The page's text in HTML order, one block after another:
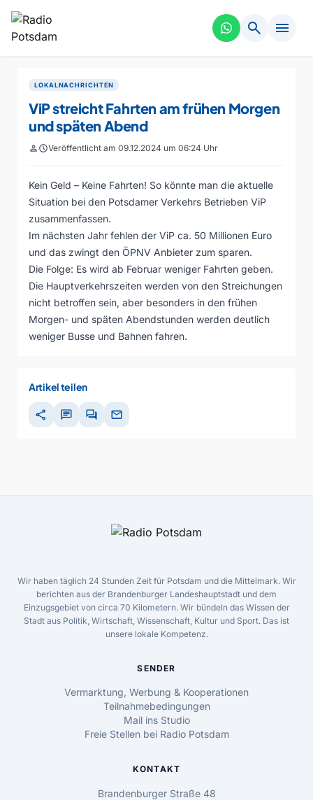
search menu
LOKALNACHRICHTEN
ViP streicht Fahrten am frühen Morgen
und späten Abend
personscheduleVeröffentlicht am 09.12.2024 um 06:24 Uhr
Kein Geld – Keine Fahrten! So könnte man die aktuelle
Situation bei den Potsdamer Verkehrs Betrieben ViP
zusammenfassen.
Im nächsten Jahr fehlen der ViP ca. 50 Millionen Euro
und das zwingt den ÖPNV Anbieter zum sparen.
Die Folge: Es wird ab Februar weniger Fahrten geben.
Die Hauptverkehrszeiten werden von den Streichungen
nicht betroffen sein, aber besonders in den frühen
Morgen- und späten Abendstunden werden deutlich
weniger Busse und Bahnen fahren.
Artikel teilen
share chat forum mail
Wir haben täglich 24 Stunden Zeit für Potsdam und die Mittelmark. Wir
berichten aus der Brandenburger Landeshauptstadt und dem
Einzugsgebiet von circa 70 Kilometern. Wir bündeln das Wissen der
Stadt aus Politik, Wirtschaft, Wissenschaft, Kultur und Sport. Das ist
unsere lokale Kompetenz.
SENDER
Vermarktung, Werbung & Kooperationen
Teilnahmebedingungen
Mail ins Studio
Freie Stellen bei Radio Potsdam
KONTAKT
Brandenburger Straße 48